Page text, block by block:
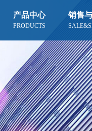
发展目标
产品中心
PRODUCTS
板材系列
低合金开平板
中厚板
热卷开平板
销售